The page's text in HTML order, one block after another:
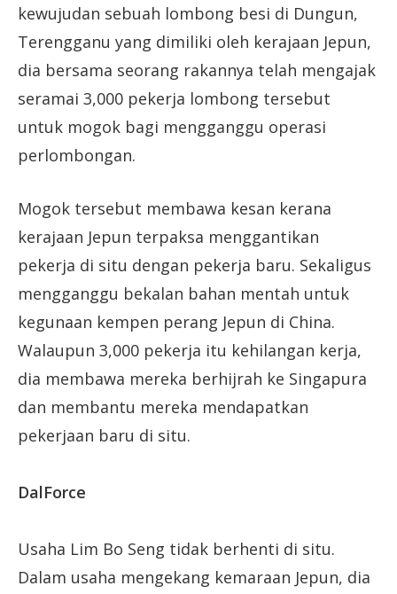
kewujudan sebuah lombong besi di Dungun,
Terengganu yang dimiliki oleh kerajaan Jepun,
dia bersama seorang rakannya telah mengajak
seramai 3,000 pekerja lombong tersebut
untuk mogok bagi mengganggu operasi
perlombongan.
Mogok tersebut membawa kesan kerana
kerajaan Jepun terpaksa menggantikan
pekerja di situ dengan pekerja baru. Sekaligus
mengganggu bekalan bahan mentah untuk
kegunaan kempen perang Jepun di China.
Walaupun 3,000 pekerja itu kehilangan kerja,
dia membawa mereka berhijrah ke Singapura
dan membantu mereka mendapatkan
pekerjaan baru di situ.
DalForce
Usaha Lim Bo Seng tidak berhenti di situ.
Dalam usaha mengekang kemaraan Jepun, dia